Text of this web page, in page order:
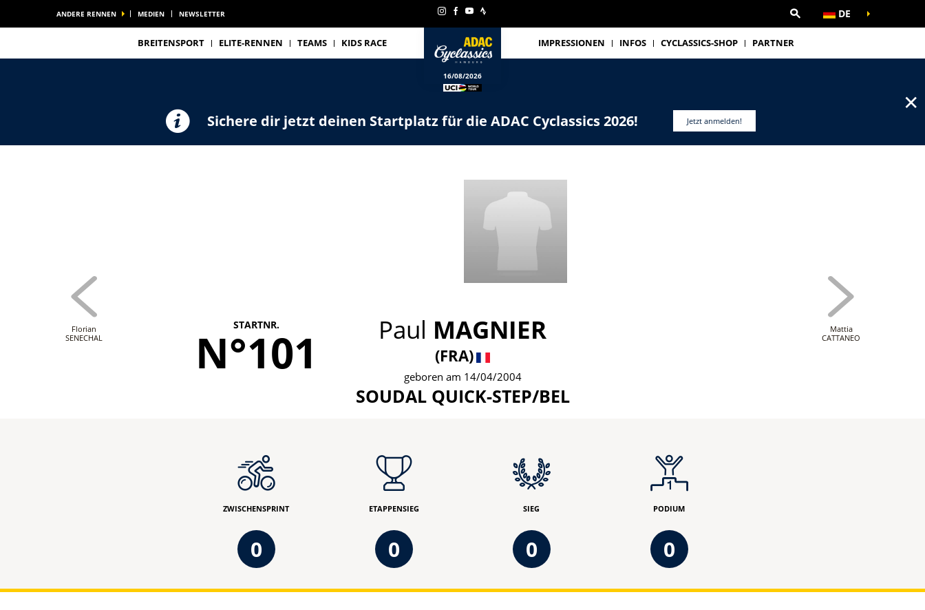
ANDERE RENNEN MEDIEN NEWSLETTER DE
BREITENSPORT ELITE-RENNEN TEAMS KIDS RACE
16/08/2026
IMPRESSIONEN INFOS CYCLASSICS-SHOP PARTNER
Sichere dir jetzt deinen Startplatz für die ADAC Cyclassics 2026! Jetzt anmelden!
✕
STARTNR.
N°101 Paul MAGNIER
(FRA)
geboren am 14/04/2004
SOUDAL QUICK-STEP/BEL
Florian
SENECHAL
Mattia
CATTANEO
ZWISCHENSPRINT
0
ETAPPENSIEG
0
SIEG
0
PODIUM
0